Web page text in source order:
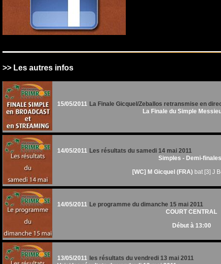
>> Les autres infos
15/05/2011 La Finale Gicquel/Zeballos retransmise en
La Finale du Simple
14/05/2011 Les résultats du samedi 14 mai 2011
Simples - Demi-
[WC] M Gicquel (FRA) bat [3] J
14/05/2011 Le programme du dimanche 15 mai 2011
COURT CENTRAL
Début à 13:00
13/05/2011 les résultats du vendredi 13 mai 2011